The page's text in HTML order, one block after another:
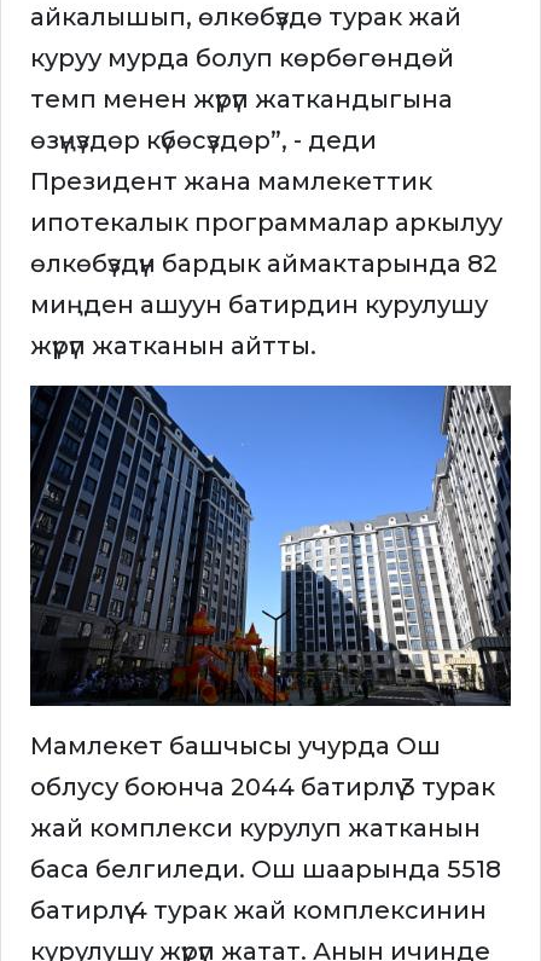
айкалышып, өлкөбүздө турак жай
куруу мурда болуп көрбөгөндөй
темп менен жүрүп жаткандыгына
өзүңүздөр күбөсүздөр”, - деди
Президент жана мамлекеттик
ипотекалык программалар аркылуу
өлкөбүздүн бардык аймактарында 82
миңден ашуун батирдин курулушу
жүрүп жатканын айтты.
Мамлекет башчысы учурда Ош
облусу боюнча 2044 батирлүү 3 турак
жай комплекси курулуп жатканын
баса белгиледи. Ош шаарында 5518
батирлүү 4 турак жай комплексинин
курулушу жүрүп жатат. Анын ичинде